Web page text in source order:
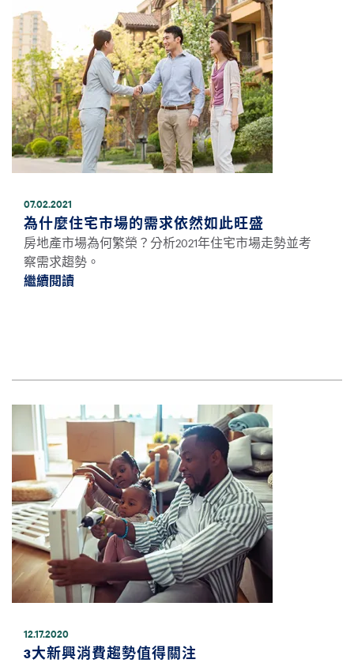
07.02.2021
為什麼住宅市場的需求依然如此旺盛
房地產市場為何繁榮？分析2021年住宅市場走勢並考
察需求趨勢。
繼續閱讀繼續閱讀為什麼住宅市場的需求依然如此旺
圖片
12.17.2020
3大新興消費趨勢值得關注